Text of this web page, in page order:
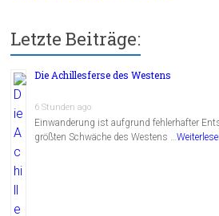
Letzte Beiträge:
Die Achillesferse des Westens
6 Stunden ago
Einwanderung ist aufgrund fehlerhafter
größten Schwäche des Westens …